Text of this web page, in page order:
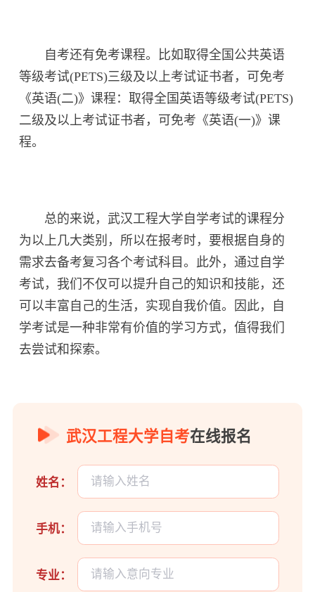
自考还有免考课程。比如取得全国公共英语
等级考试(PETS)三级及以上考试证书者，可免考
《英语(二)》课程：取得全国英语等级考试(PETS)
二级及以上考试证书者，可免考《英语(一)》课
程。
总的来说，武汉工程大学自学考试的课程分
为以上几大类别，所以在报考时，要根据自身的
需求去备考复习各个考试科目。此外，通过自学
考试，我们不仅可以提升自己的知识和技能，还
可以丰富自己的生活，实现自我价值。因此，自
学考试是一种非常有价值的学习方式，值得我们
去尝试和探索。
武汉工程大学自考在线报名
姓名：
手机：
专业：